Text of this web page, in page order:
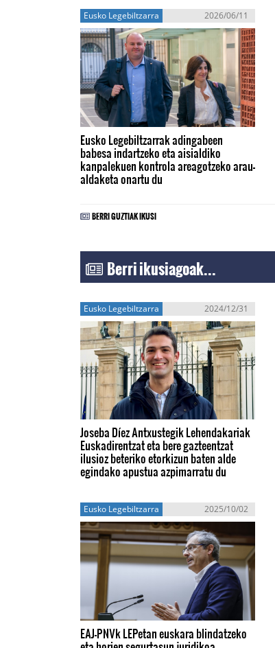
Eusko Legebiltzarra 2026/06/11
Eusko Legebiltzarrak adingabeen
babesa indartzeko eta aisialdiko
kanpalekuen kontrola areagotzeko arau-
aldaketa onartu du
BERRI GUZTIAK IKUSI
Berri ikusiagoak...
Eusko Legebiltzarra 2024/12/31
Joseba Díez Antxustegik Lehendakariak
Euskadirentzat eta bere gazteentzat
ilusioz beteriko etorkizun baten alde
egindako apustua azpimarratu du
Eusko Legebiltzarra 2025/10/02
EAJ-PNVk LEPetan euskara blindatzeko